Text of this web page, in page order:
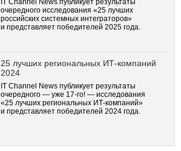
очередного исследования «25 лучших
российских системных интеграторов»
и представляет победителей 2025 года.
25 лучших региональных ИТ-компаний
2024
IT Channel News публикует результаты
очередного — уже 17-го! — исследования
«25 лучших региональных ИТ-компаний»
и представляет победителей 2024 года.